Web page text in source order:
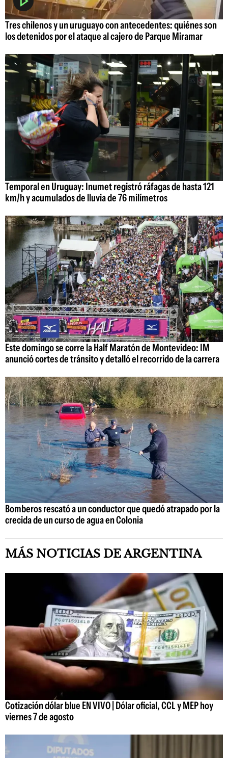
Tres chilenos y un uruguayo con antecedentes: quiénes son
los detenidos por el ataque al cajero de Parque Miramar
Temporal en Uruguay: Inumet registró ráfagas de hasta 121
km/h y acumulados de lluvia de 76 milímetros
Este domingo se corre la Half Maratón de Montevideo: IM
anunció cortes de tránsito y detalló el recorrido de la carrera
Bomberos rescató a un conductor que quedó atrapado por la
crecida de un curso de agua en Colonia
MÁS NOTICIAS DE ARGENTINA
Cotización dólar blue EN VIVO | Dólar oficial, CCL y MEP hoy
viernes 7 de agosto